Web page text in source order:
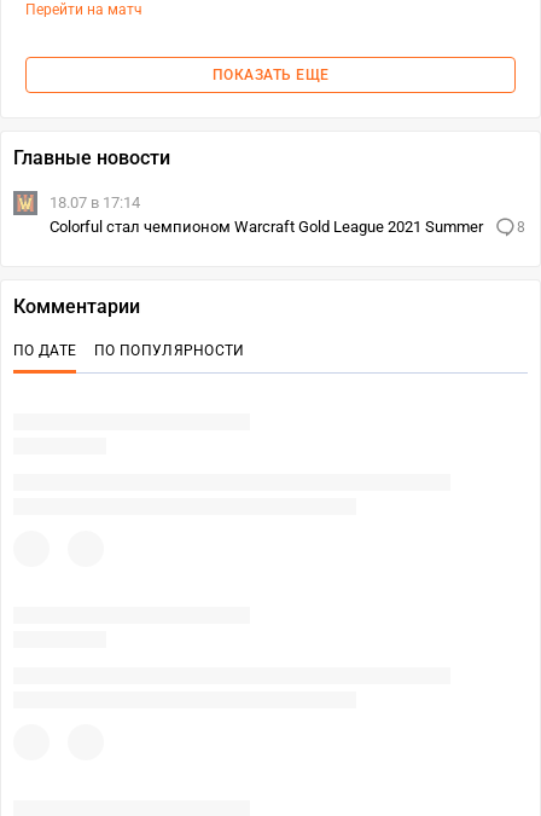
Перейти на матч
ПОКАЗАТЬ ЕЩЕ
Главные новости
18.07 в 17:14
Colorful стал чемпионом Warcraft Gold League 2021 Summer
8
Комментарии
ПО ДАТЕ ПО ПОПУЛЯРНОСТИ